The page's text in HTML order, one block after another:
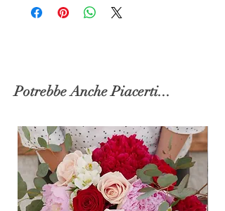
Potrebbe Anche Piacerti...